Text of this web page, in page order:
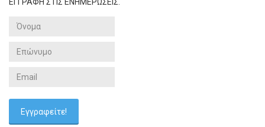
ΕΓΓΡΑΦΗ ΣΤΙΣ ΕΝΗΜΕΡΩΣΕΙΣ.